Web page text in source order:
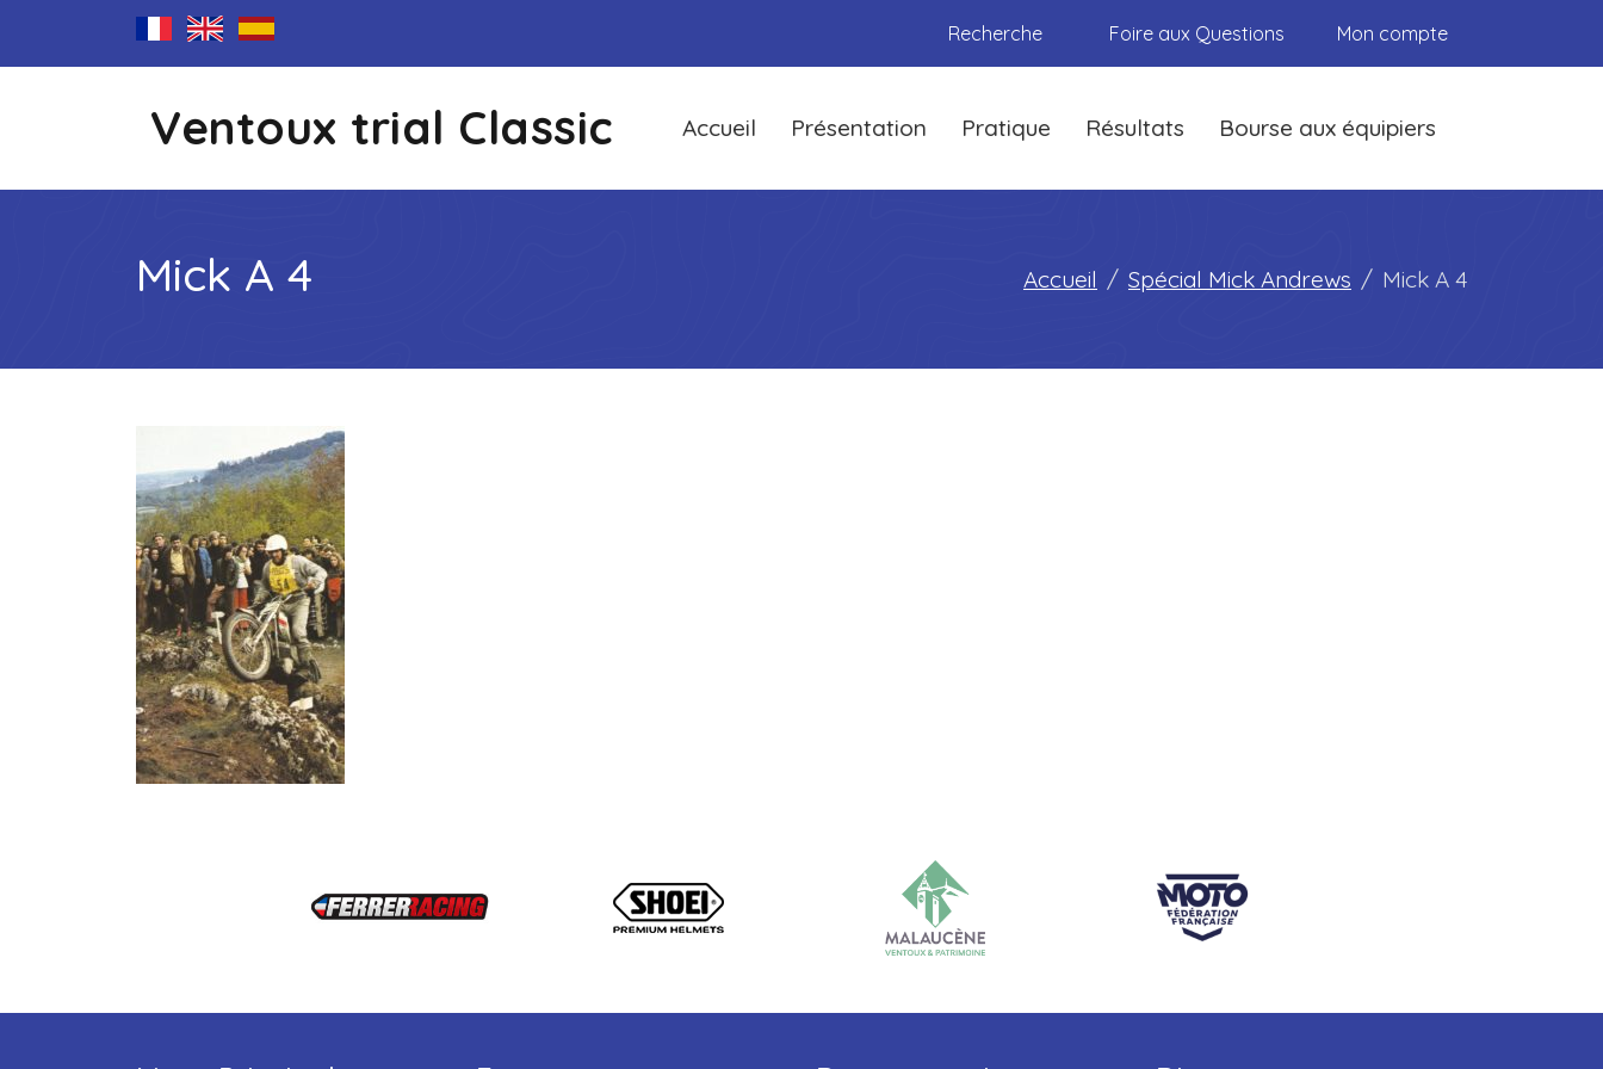
Recherche Foire aux Questions Mon compte
Ventoux trial Classic Accueil Présentation Pratique Résultats Bourse aux équipiers
Mick A 4 Accueil Spécial Mick Andrews Mick A 4